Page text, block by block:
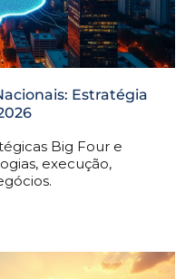
Estratégia
Big Four e
execução,